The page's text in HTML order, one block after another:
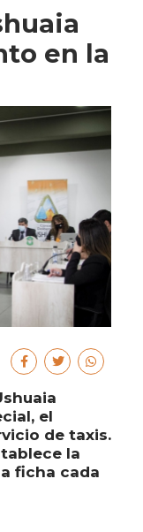
en la
el
de taxis.
la
ficha cada